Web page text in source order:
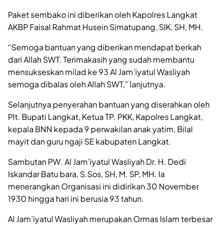
Paket sembako ini diberikan oleh Kapolres Langkat
AKBP Faisal Rahmat Husein Simatupang, SIK, SH, MH.
“Semoga bantuan yang diberikan mendapat berkah
dari Allah SWT. Terimakasih yang sudah membantu
mensukseskan milad ke 93 Al Jam’iyatul Wasliyah
semoga dibalas oleh Allah SWT,” lanjutnya.
Selanjutnya penyerahan bantuan yang diserahkan oleh
Plt. Bupati Langkat, Ketua TP. PKK, Kapolres Langkat,
kepala BNN kepada 9 perwakilan anak yatim, Bilal
mayit dan guru ngaji SE kabupaten Langkat.
Sambutan PW. Al Jam’iyatul Wasliyah Dr. H. Dedi
Iskandar Batu bara, S.Sos, SH, M. SP, MH. Ia
menerangkan Organisasi ini didirikan 30 November
1930 hingga hari ini berusia 93 tahun.
Al Jam’iyatul Wasliyah merupakan Ormas Islam terbesar